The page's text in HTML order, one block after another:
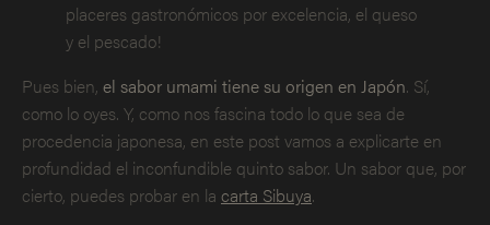
placeres gastronómicos por excelencia, el queso
y el pescado!
Pues bien, el sabor umami tiene su origen en Japón. Sí,
como lo oyes. Y, como nos fascina todo lo que sea de
procedencia japonesa, en este post vamos a explicarte en
profundidad el inconfundible quinto sabor. Un sabor que, por
cierto, puedes probar en la carta Sibuya.